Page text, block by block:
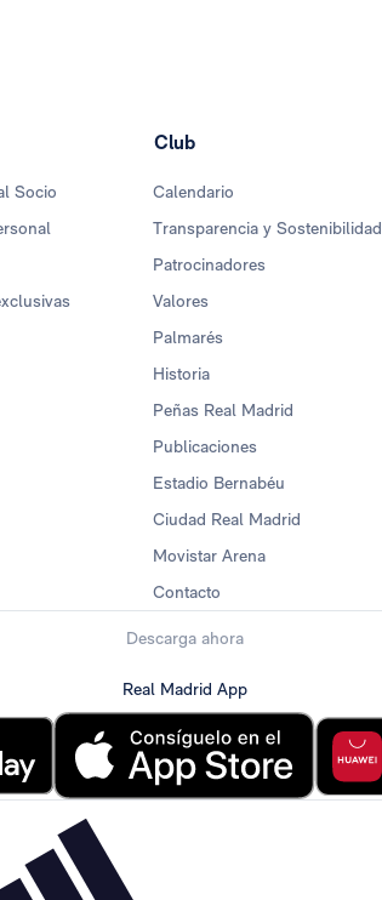
Socio
Club
Calendario
Transparencia y Sostenibilidad
Patrocinadores
Valores
Palmarés
Historia
Peñas Real Madrid
Publicaciones
Estadio Bernabéu
Ciudad Real Madrid
Movistar Arena
Contacto
Descarga ahora
Real Madrid App